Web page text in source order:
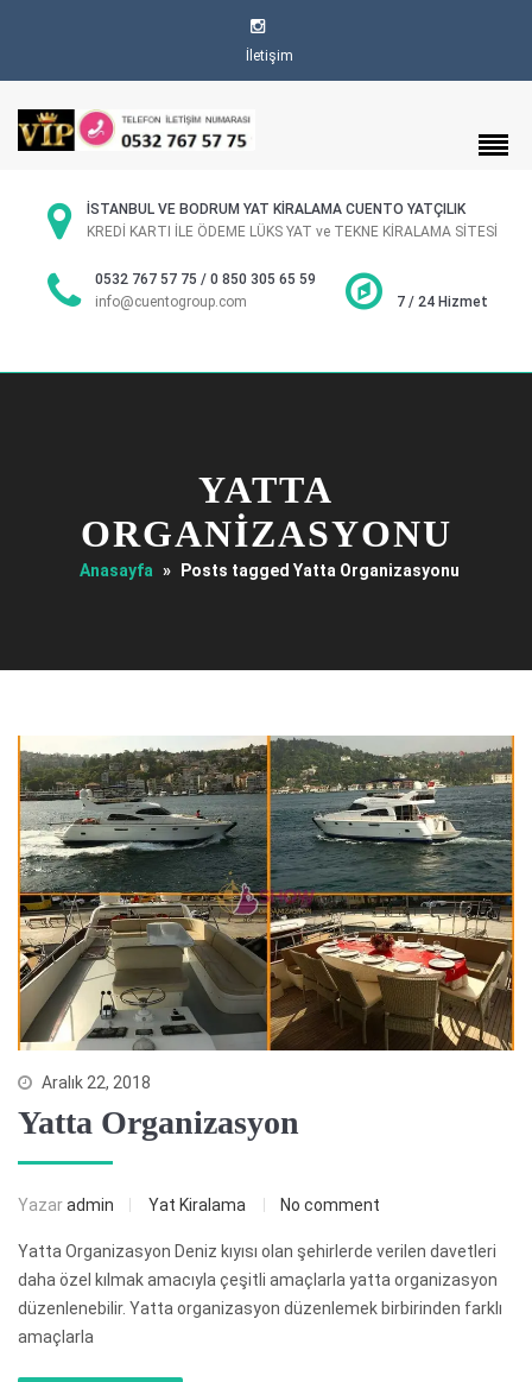
İletişim
İSTANBUL VE BODRUM YAT KİRALAMA CUENTO YATÇILIK
KREDİ KARTI İLE ÖDEME LÜKS YAT ve TEKNE KİRALAMA SİTESİ
0532 767 57 75 / 0 850 305 65 59
info@cuentogroup.com
7 / 24 Hizmet
YATTA
ORGANIZASYONU
Anasayfa » Posts tagged Yatta Organizasyonu
Aralık 22, 2018
Yatta Organizasyon
Yazaradmin Yat Kiralama No comment
Yatta Organizasyon Deniz kıyısı olan şehirlerde verilen davetleri
daha özel kılmak amacıyla çeşitli amaçlarla yatta organizasyon
düzenlenebilir. Yatta organizasyon düzenlemek birbirinden farklı
amaçlarla